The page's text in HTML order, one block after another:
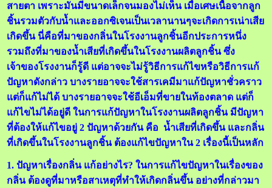
สายตา เพราะมันมีขนาดเล็กจนมองไม่เห็น เมื่อเศษเนื้อจากลูก
ชิ้นรวมตัวกับน้ำและออกซิเจนเป็นเวลานานๆจะเกิดการเน่าเสีย
เกิดขึ้น นี่คือที่มาของกลิ่นในโรงงานลูกชิ้นอีกประการหนึ่ง
รวมถึงที่มาของน้ำเสียที่เกิดขึ้นในโรงงานผลิตลูกชิ้น ซึ่ง
เจ้าของโรงงานก็รู้ดี แต่อาจจะไม่รู้วิธีการแก้ไขหรือวิธีการแก้
ปัญหาดังกล่าว บางรายอาจจะใช้สารเคมีมาแก้ปัญหาชั่วคราว
แต่ก็แก้ไม่ได้ บางรายอาจจะใช้อีเอ็มที่ขายในท้องตลาด แต่ก็
แก้ไขไม่ได้อยู่ดี ในการแก้ปัญหาในโรงงานผลิตลูกชิ้น มีปัญหา
ที่ต้องให้แก้ไขอยู่ 2 ปัญหาด้วยกัน คือ น้ำเสียที่เกิดขึ้น และกลิ่น
ที่เกิดขึ้นในโรงงานลูกชิ้น ต้องแก้ไขปัญหาใน 2 เรื่องนี้เป็นหลัก
1. ปัญหาเรื่องกลิ่น แก้อย่างไร? ในการแก้ไขปัญหาในเรื่องของ
กลิ่น ต้องดูที่มาหรือสาเหตุที่ทำให้เกิดกลิ่นขึ้น อย่างที่กล่าวมา